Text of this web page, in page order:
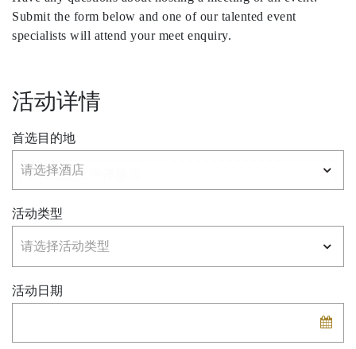
Submit the form below and one of our talented event
specialists will attend your meet enquiry.
活动详情
首选目的地
活动类型
活动日期